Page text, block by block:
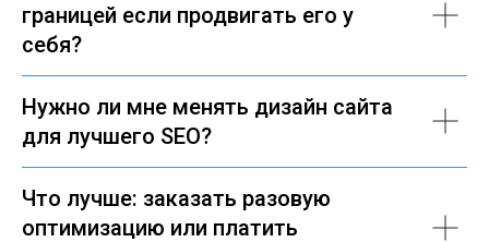
границей если продвигать его у
себя?
Нужно ли мне менять дизайн сайта
для лучшего SEO?
Что лучше: заказать разовую
оптимизацию или платить